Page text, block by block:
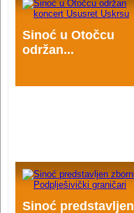
Sinoć u Otočcu
održan...
Sinoć predstavljen